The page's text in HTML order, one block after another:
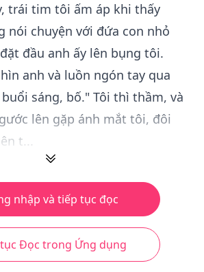
trái tim tôi ấm áp khi thấy
nói chuyện với đứa con nhỏ
đầu anh ấy lên bụng tôi.
anh và luồn ngón tay qua
sáng, bố." Tôi thì thầm, và
lên gặp ánh mắt tôi, đôi
t...
nhập và tiếp tục đọc
Đọc trong Ứng dụng